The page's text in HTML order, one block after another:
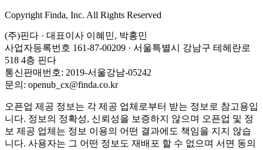
Copyright Finda, Inc. All Rights Reserved
(주)핀다 · 대표이사 이혜민, 박홍민
사업자등록번호 161-87-00209 · 서울특별시 강남구 테헤란로
518 4층 핀다
통신판매번호: 2019-서울강남-05242
문의: openub_cx@finda.co.kr
오픈업 제공 정보는 각 제공 업체로부터 받는 정보로 참고용입
니다. 정보의 정확성, 신뢰성을 보증하지 않으며 오픈업 및 정
보 제공 업체는 정보 이용의 어떤 결과에도 책임을 지지 않습
니다. 사용자는 그 어떤 정보도 재배포 할 수 없으며 서면 동의